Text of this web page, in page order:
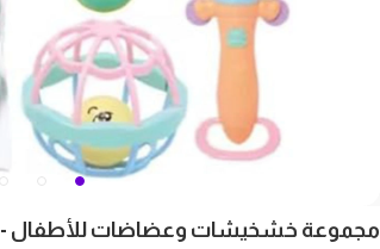
مجموعة خشخيشات وعضاضات للأطفال - 7 قطع